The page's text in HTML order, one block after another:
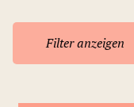
Filter anzeigen